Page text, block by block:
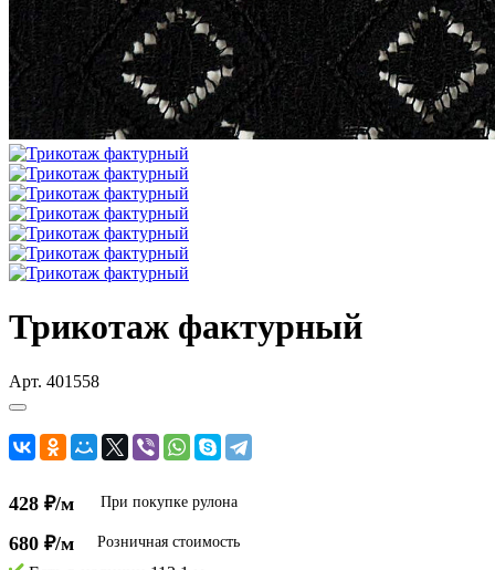
Трикотаж фактурный
Арт. 401558
428 ₽/м При покупке рулона
680 ₽/м Розничная стоимость